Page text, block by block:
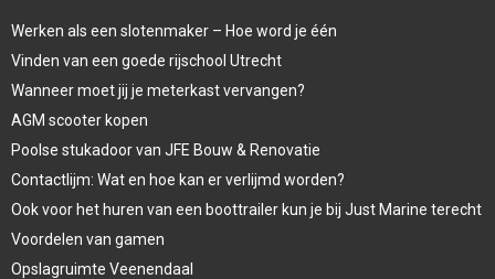
Werken als een slotenmaker – Hoe word je één
Vinden van een goede rijschool Utrecht
Wanneer moet jij je meterkast vervangen?
AGM scooter kopen
Poolse stukadoor van JFE Bouw & Renovatie
Contactlijm: Wat en hoe kan er verlijmd worden?
Ook voor het huren van een boottrailer kun je bij Just Marine terecht
Voordelen van gamen
Opslagruimte Veenendaal